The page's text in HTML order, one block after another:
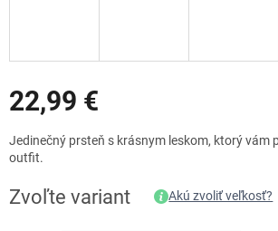
22,99 €
cena:
Jedinečný prsteň s krásnym leskom, ktorý vám
outfit.
Zvoľte variant Akú zvoliť veľkosť?